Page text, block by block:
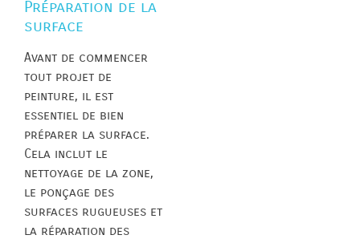
Préparation de la
surface
Avant de commencer
tout projet de
peinture, il est
essentiel de bien
préparer la surface.
Cela inclut le
nettoyage de la zone,
le ponçage des
surfaces rugueuses et
la réparation des